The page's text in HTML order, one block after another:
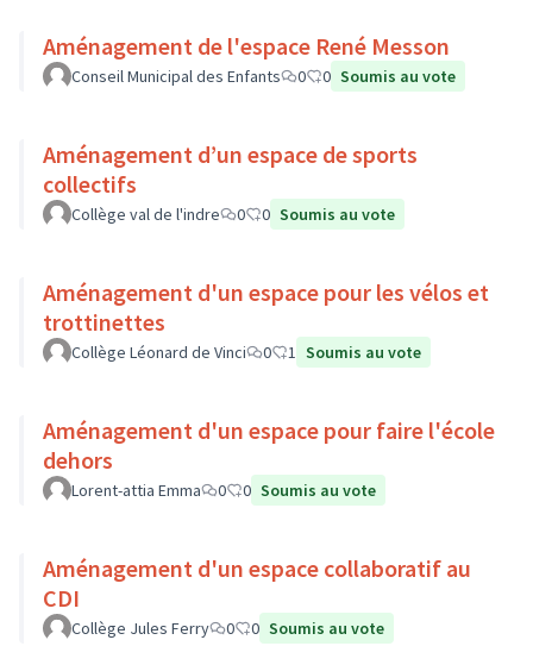
Aménagement de l'espace René Messon
Conseil Municipal des Enfants 0 0 Soumis au vote
Aménagement d’un espace de sports
collectifs
Collège val de l'indre 0 0 Soumis au vote
Aménagement d'un espace pour les vélos et
trottinettes
Collège Léonard de Vinci 0 1 Soumis au vote
Aménagement d'un espace pour faire l'école
dehors
Lorent-attia Emma 0 0 Soumis au vote
Aménagement d'un espace collaboratif au
CDI
Collège Jules Ferry 0 0 Soumis au vote